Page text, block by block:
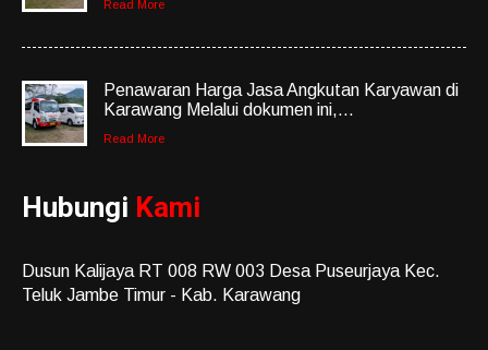
Read More
Penawaran Harga Jasa Angkutan Karyawan di
Karawang Melalui dokumen ini,...
Read More
Hubungi Kami
Dusun Kalijaya RT 008 RW 003 Desa Puseurjaya Kec.
Teluk Jambe Timur - Kab. Karawang